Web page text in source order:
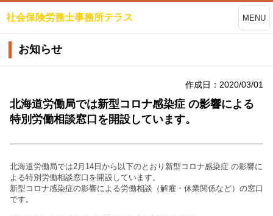
社会保険労務士事務所テラス MENU
お知らせ
作成日：2020/03/01
北海道労働局では新型コロナ感染症 の影響による
特別労働相談窓口を開設しています。
北海道労働局では2月14日から以下のとおり新型コロナ感染症 の影響に
よる特別労働相談窓口を開設しています。
新型コロナ感染症の影響による労働相談（解雇・休業関係など）の窓口
です。